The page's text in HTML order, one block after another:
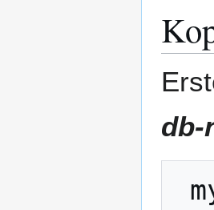
db-